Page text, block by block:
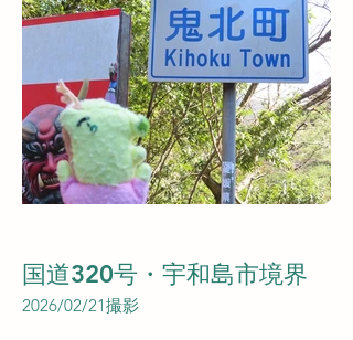
国道320号・宇和島市境界
2026/02/21撮影